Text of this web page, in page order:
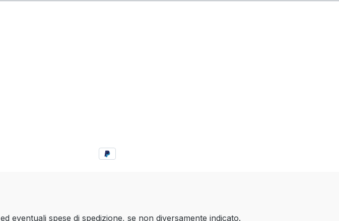
ed eventuali spese di spedizione, se non diversamente indicato.